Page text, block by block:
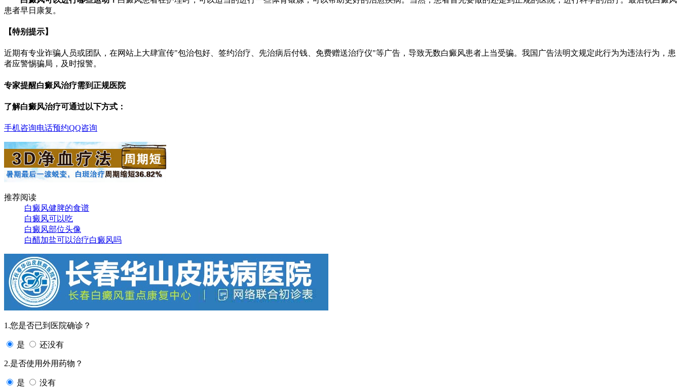
患者早日康复。
【特别提示】
近期有专业诈骗人员或团队，在网站上大肆宣传"包治包好、签约治疗、先治病后付钱、免费赠送治疗仪"等广告，导致无数白癜风患者上当受骗。我国广告法明文规定此行为为违法行为，患
者应警惕骗局，及时报警。
专家提醒白癜风治疗需到正规医院
了解白癜风治疗可通过以下方式：
手机咨询电话预约QQ咨询
推荐阅读
白癜风健脾的食谱
白癜风可以吃
白癜风部位头像
白醋加盐可以治疗白癜风吗
1.您是否已到医院确诊？
是 还没有
2.是否使用外用药物？
是 没有